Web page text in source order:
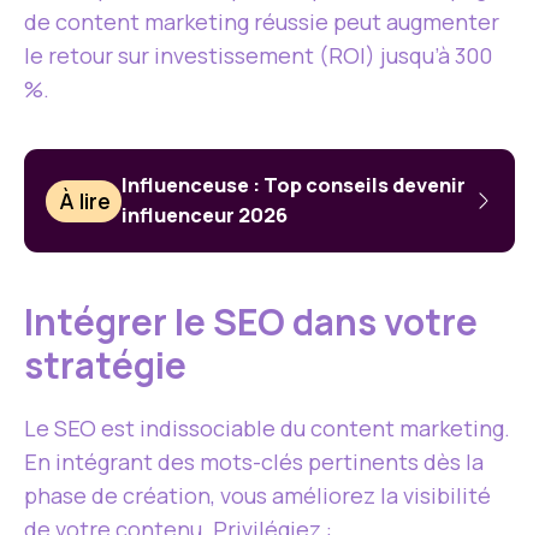
de content marketing réussie peut augmenter
le retour sur investissement (ROI) jusqu’à 300
%.
À lire
Influenceuse : Top conseils devenir
influenceur 2026
Intégrer le SEO dans votre
stratégie
Le SEO est indissociable du content marketing.
En intégrant des mots-clés pertinents dès la
phase de création, vous améliorez la visibilité
de votre contenu. Privilégiez :